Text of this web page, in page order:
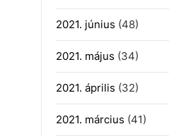
2021. június (48)
2021. május (34)
2021. április (32)
2021. március (41)